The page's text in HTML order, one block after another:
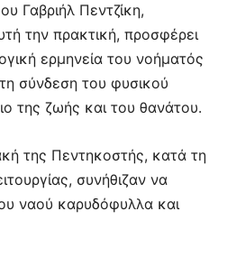
Γαβριήλ Πεντζίκη,
την πρακτική, προσφέρει
ερμηνεία του νοήματός
σύνδεση του φυσικού
της ζωής και του θανάτου.
της Πεντηκοστής, κατά τη
συνήθιζαν να
ναού καρυδόφυλλα και